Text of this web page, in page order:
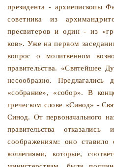
президента - архиепископы
советника из
пресвитеров и один - из
ков». Уже на первом
вопрос о молитвенном
прави­тельства. «Святейшее
несооб­разно. Предлагались
«собрание», «собор». В
греческом слове «Синод» -
Синод. От перво­начального
правительства отка­зались
соображениям: оно ставило
коллегиями, которые,